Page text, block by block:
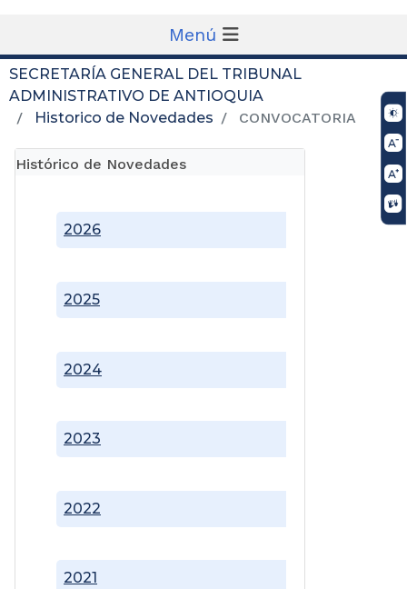
Menú
SECRETARÍA GENERAL DEL TRIBUNAL
ADMINISTRATIVO DE ANTIOQUIA
Historico de Novedades
CONVOCATORIA
Histórico de Novedades
2021
2022
2023
2024
2025
2026